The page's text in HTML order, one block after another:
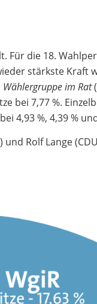
Für die 18.
stärkste Kraft
Wählergruppe im Rat
bei 7,77 %.
4,93 %, 4,39 %
Rolf Lange